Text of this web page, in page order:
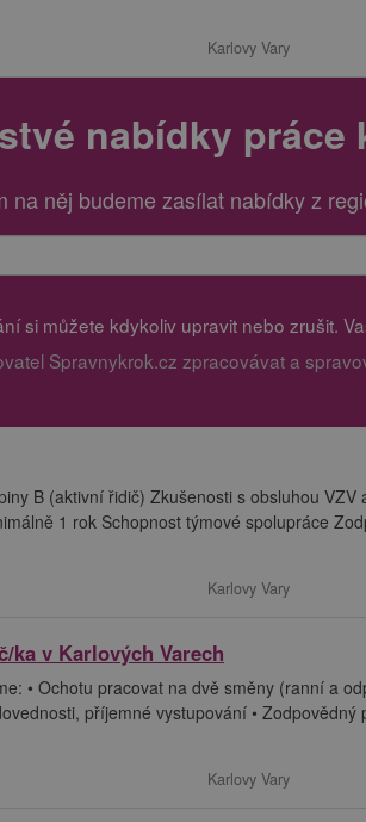
Karlovy Vary
nabídky práce
na něj budeme zasílat nabídky z
si můžete kdykoliv upravit nebo zrušit.
Spravnykrok.cz zpracovávat a
B (aktivní řidič) Zkušenosti s obsluhou
1 rok Schopnost týmové spolupráce
Karlovy Vary
ka v Karlových Varech
• Ochotu pracovat na dvě směny (ranní a
příjemné vystupování •
Karlovy Vary